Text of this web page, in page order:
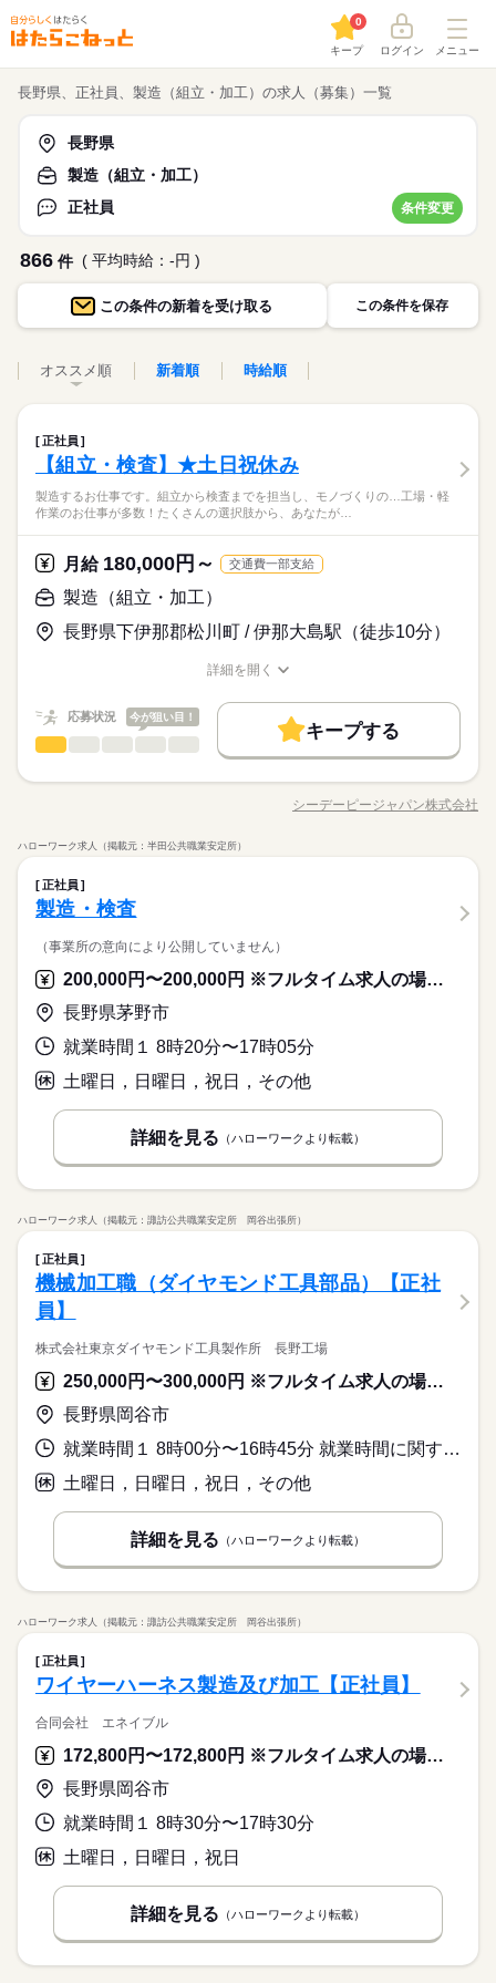
キープ
0
ログイン メニュー
長野県、正社員、製造（組立・加工）の求人（募集）一覧
長野県
製造（組立・加工）
正社員
条件変更
866 件 ( 平均時給：-円 )
この条件の新着を受け取る この条件を保存
オススメ順 新着順 時給順
正社員
【組立・検査】★土日祝休み
製造するお仕事です。組立から検査までを担当し、モノづくりの…工場・軽
作業のお仕事が多数！たくさんの選択肢から、あなたが…
月給 180,000円～ 交通費一部支給
製造（組立・加工）
長野県下伊那郡松川町 / 伊那大島駅（徒歩10分）
男女の割合 男性
みんなで
しずか にぎやか
業界
シーデーピージャパンで、 新しい毎日をスタートしませんか？
「モクモク作業が好き」 「未経験から挑戦したい」 そんなあな
たの希望を叶える環境がここにあります！ ★当社の推しポイン
トをご紹介★ ＼豊富な案件から選べる！／ ─────────────
工場・軽作業のお仕事が多数！ たくさんの選択肢から、あなた
が「本当に働きたい」と 思えるお仕事がきっと見つかります。
案件もご用意！ 住まいの心配ゼロで、 新しいキャリアをスムー
ズに始められます！ ＼安心サポート＆超・充実の福利厚生！／
──────────────────― 就業後も手厚くフォローします。
ベートの充実度もアップします♪ ＼「オンライン面談」実施中！
まずは相談だけでも大歓迎です。 あなたの一歩を全力でサポー
トします！
基本特徴
募集条件
WEB登録
就業時間・曜日
働き方・環境
製造（組立・加工）
介になります。 小型モーターの組立・検査スタッフ 小型モータ
ーなどの電気機械器具を 製造するお仕事です。 組立から検査ま
な作業は、小型モーターの組立や 完成品の検査など。 セル生産
方式を採用しており、 1人または少人数で作業を進めます。 未
経験の方も大歓迎！ 自分のペースで作業しやすく、 長期で安定
して働きたい方に ぴったりのお仕事です☆ モノづくりや細かい
続きを読む
応募資格
未経験歓迎◎
学歴不問！
20代・30代・40代・50代男性スタッフ活躍中！
給与 月給 180,000円～
月25日払い 【交通費備考】 実費支給
08：00～17：00 （1）8：00～17：00 【休憩】 60分 【残業】
月10時間程度
休日・休暇
土日祝、長期連休あり（年末年始、夏季休暇、ＧＷ） 年間休日1
22日 【祝日の扱い】 祝日休み 【休日出勤】 土曜に時々発生
詳しい募集要項をすべて見る
詳細を開く
応募状況 今が狙い目！
キープする
職種/応募資格 給与/時間/休日
男女の割合
職場の様子 しずか にぎやか
業界 その他
シーデーピージャパンで、 新しい毎日をスタートしませんか？
「モクモク作業が好き」 「未経験から挑戦したい」 そんなあな
たの希望を叶える環境がここにあります！ ★当社の推しポイン
トをご紹介★ ＼豊富な案件から選べる！／ ─────────────
工場・軽作業のお仕事が多数！ たくさんの選択肢から、あなた
＼カバン1つで新生活へ！／ ───────────── 「寮完備」の
案件もご用意！ 住まいの心配ゼロで、 新しいキャリアをスムー
ズに始められます！ ＼安心サポート＆超・充実の福利厚生！／
──────────────────― 就業後も手厚くフォローします。
さらに、宿泊・グルメ・ショッピングなど【10万アイテム】が
ベートの充実度もアップします♪ ＼「オンライン面談」実施中！
／ ─────────────── ご自宅からスマホで気軽に参加OK！
まずは相談だけでも大歓迎です。 あなたの一歩を全力でサポー
トします！
続きを読む
基本特徴
未経験OK
交通費 主婦・主夫 外国人/留学生
履歴書不要
WEB登録
就業時間・曜日
残20未満 土日祝休 家庭都合休可 シフト勤務
働き方・環境
ブランクOK 社会保険制度 研修制度
週払い
続きを読む
※この求人情報はシーデーピージャパン株式会社による職業紹
介になります。 小型モーターの組立・検査スタッフ 小型モータ
ーなどの電気機械器具を 製造するお仕事です。 組立から検査ま
な作業は、小型モーターの組立や 完成品の検査など。 セル生産
方式を採用しており、 1人または少人数で作業を進めます。 未
経験の方も大歓迎！ 自分のペースで作業しやすく、 長期で安定
して働きたい方に ぴったりのお仕事です☆ モノづくりや細かい
続きを読む
応募資格
未経験歓迎◎
20代・30代・40代・50代男性スタッフ活躍中！
【給与備考】 ■時間外時給 0円 ■休出時給 0円 毎月15日締め、当
月25日払い 【交通費備考】 実費支給
勤務時間
08：00～17：00 （1）8：00～17：00 【休憩】 60分 【残業】
月10時間程度
詳しい募集要項をすべて見る
応募する
シーデーピージャパン株式会社
ハローワーク求人（掲載元：半田公共職業安定所）
正社員
製造・検査
（事業所の意向により公開していません）
200,000円〜200,000円 ※フルタイム求人の場合は月額（換算額）、パート求人の場合は時間額を表示しています。
長野県茅野市
就業時間１ 8時20分〜17時05分
土曜日，日曜日，祝日，その他
詳細を見る （ハローワークより転載）
ハローワーク求人（掲載元：諏訪公共職業安定所 岡谷出張所）
正社員
機械加工職（ダイヤモンド工具部品）【正社
員】
株式会社東京ダイヤモンド工具製作所 長野工場
250,000円〜300,000円 ※フルタイム求人の場合は月額（換算額）、パート求人の場合は時間額を表示しています。
長野県岡谷市
就業時間１ 8時00分〜16時45分 就業時間に関する特記事項 ＊実働７．６６・・ｈ
土曜日，日曜日，祝日，その他
詳細を見る （ハローワークより転載）
ハローワーク求人（掲載元：諏訪公共職業安定所 岡谷出張所）
正社員
ワイヤーハーネス製造及び加工【正社員】
合同会社 エネイブル
172,800円〜172,800円 ※フルタイム求人の場合は月額（換算額）、パート求人の場合は時間額を表示しています。
長野県岡谷市
就業時間１ 8時30分〜17時30分
土曜日，日曜日，祝日
詳細を見る （ハローワークより転載）